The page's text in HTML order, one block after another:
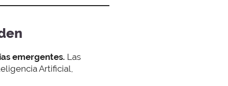
emergentes. Las
Artificial,